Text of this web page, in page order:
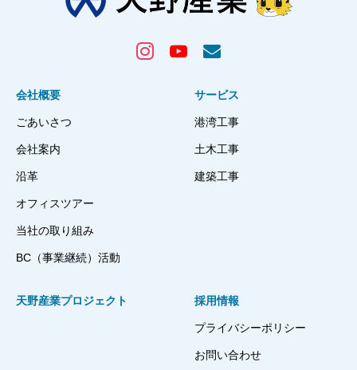
会社概要
ごあいさつ
会社案内
沿革
オフィスツアー
当社の取り組み
BC（事業継続）活動
サービス
港湾工事
土木工事
建築工事
天野産業プロジェクト 採用情報
プライバシーポリシー
お問い合わせ